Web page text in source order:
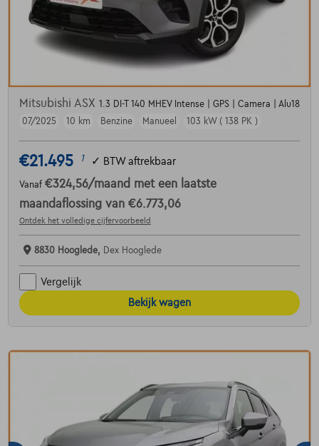
Mitsubishi ASX 1.3 DI-T 140 MHEV Intense | GPS | Camera | Alu18
07/2025
10 km Benzine Manueel 103 kW ( 138 PK )
€21.495 1 ✓ BTW aftrekbaar
Vanaf €324,56/maand met een laatste
maandaflossing van €6.773,06
Ontdek het volledige cijfervoorbeeld
8830 Hooglede, Dex Hooglede
Vergelijk
Bekijk wagen